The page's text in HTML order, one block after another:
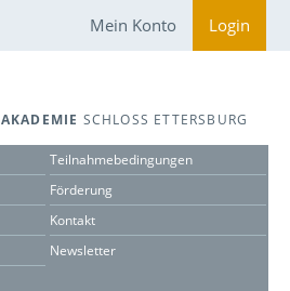
Mein Konto Login
AKADEMIE SCHLOSS ETTERSBURG
Teilnahmebedingungen
Förderung
Kontakt
Newsletter